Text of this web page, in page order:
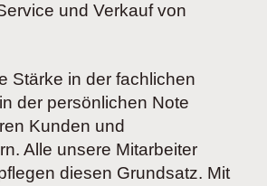
und Verkauf von
Stärke in der fachlichen
der persönlichen Note
Kunden und
Alle unsere Mitarbeiter
diesen Grundsatz. Mit